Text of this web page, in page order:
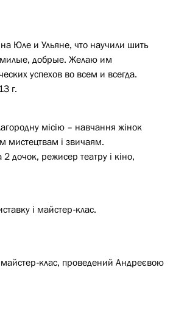
Юле и Ульяне, что научили шить
милые, добрые. Желаю им
успехов во всем и всегда.
г.
місію – навчання жінок
мистецтвам і звичаям.
дочок, режисер театру і кіно,
і майстер-клас.
клас, проведений Андреєвою